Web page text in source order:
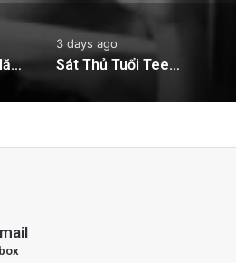
Quy Nhơn: 40 Năm Khai Thác Đất Vẫn Bị Xem Là Hoang Phế
3 days ago
Sát Thủ Tuổi Teen: Những Thiên Tài Giết Người Được Thuê Trên Khắp Châu Âu